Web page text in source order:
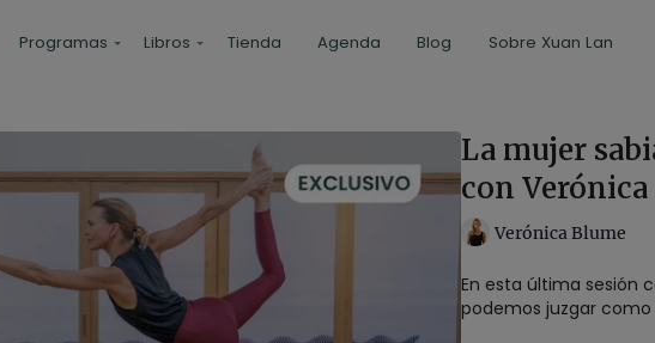
Programas Libros Tienda Agenda Blog Sobre Xuan Lan
La mujer
con
Verónica Blume
En esta última sesión
podemos juzgar